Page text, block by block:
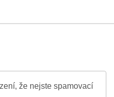
že nejste spamovací